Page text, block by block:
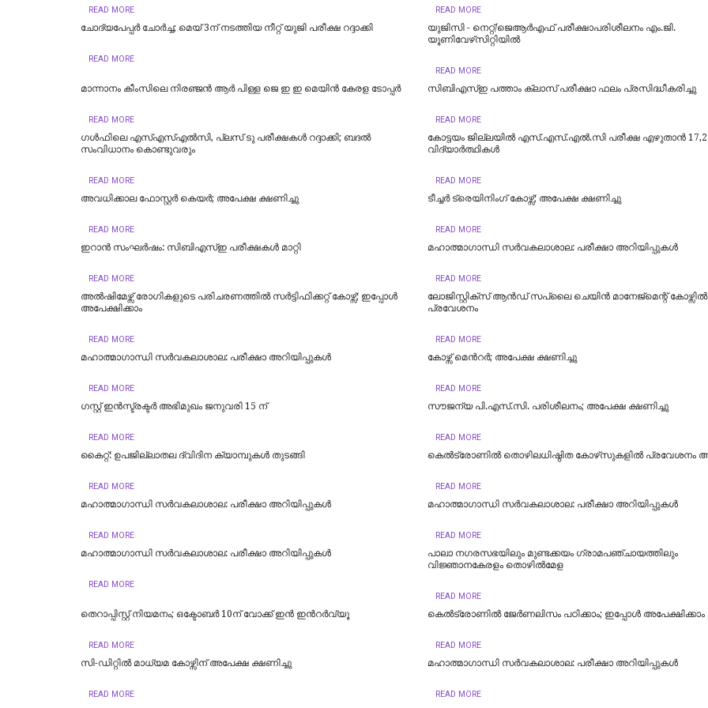
READ MORE READ MORE
ചോദ്യപേപ്പര്‍ ചോര്‍ച്ച; മെയ് 3ന് നടത്തിയ നീറ്റ് യുജി പരീക്ഷ റദ്ദാക്കി
READ MORE
യുജിസി - നെറ്റ്/ജെആർഎഫ് പരീക്ഷാപരിശീലനം എം.ജി.
യൂണിവേഴ്‌സിറ്റിയില്‍
READ MORE
മാന്നാനം കീംസിലെ നിരഞ്ജൻ ആർ പിള്ള ജെ ഇ ഇ മെയിൻ കേരള ടോപ്പർ
READ MORE
സിബിഎസ്ഇ പത്താം ക്ലാസ് പരീക്ഷാ ഫലം പ്രസിദ്ധീകരിച്ചു
READ MORE
ഗൾഫിലെ എസ്എസ്എൽസി, പ്ലസ് ടു പരീക്ഷകൾ റദ്ദാക്കി; ബദൽ
സംവിധാനം കൊണ്ടുവരും
READ MORE
കോട്ടയം ജില്ലയില്‍ എസ്.എസ്.എല്‍.സി പരീക്ഷ എഴുതാന്‍
വിദ്യാര്‍ത്ഥികള്‍
READ MORE
അവധിക്കാല ഫോസ്റ്റര്‍ കെയര്‍; അപേക്ഷ ക്ഷണിച്ചു
READ MORE
ടീച്ചര്‍ ട്രെയിനിംഗ് കോഴ്സ്; അപേക്ഷ ക്ഷണിച്ചു
READ MORE
ഇറാൻ സംഘർഷം: സിബിഎസ്ഇ പരീക്ഷകൾ മാറ്റി
READ MORE
മഹാത്മാഗാന്ധി സർവകലാശാല: പരീക്ഷാ അറിയിപ്പുകൾ
READ MORE
അല്‍ഷിമേഴ്സ് രോഗികളുടെ പരിചരണത്തില്‍ സര്‍ട്ടിഫിക്കറ്റ് കോഴ്സ്; ഇപ്പോള്‍
അപേക്ഷിക്കാം
READ MORE
​ലോജിസ്റ്റിക്സ് ആൻഡ് സപ്ലൈ ചെയിൻ മാനേജ്‌മെന്റ് കോഴ്സിൽ
പ്രവേശനം
READ MORE
മഹാത്മാഗാന്ധി സർവകലാശാല: പരീക്ഷാ അറിയിപ്പുകൾ
READ MORE
കോഴ്സ് മെന്‍റര്‍; അപേക്ഷ ക്ഷണിച്ചു
READ MORE
ഗസ്റ്റ് ഇൻസ്ട്രക്ടർ അഭിമുഖം ജനുവരി 15 ന്
READ MORE
സൗജന്യ പി.എസ്.സി. പരിശീലനം; അപേക്ഷ ക്ഷണിച്ചു
READ MORE
കൈറ്റ്: ഉപജില്ലാതല ദ്വിദിന ക്യാമ്പുകള്‍ തുടങ്ങി
READ MORE
കെല്‍ട്രോണില്‍ തൊഴിലധിഷ്ഠിത കോഴ്‌സുകളില്‍ പ്രവേശനം
READ MORE
മഹാത്മാഗാന്ധി സർവകലാശാല: പരീക്ഷാ അറിയിപ്പുകൾ
READ MORE
മഹാത്മാഗാന്ധി സർവകലാശാല: പരീക്ഷാ അറിയിപ്പുകൾ
READ MORE
മഹാത്മാഗാന്ധി സർവകലാശാല: പരീക്ഷാ അറിയിപ്പുകൾ
READ MORE
പാലാ നഗരസഭയിലും മുണ്ടക്കയം ഗ്രാമപഞ്ചായത്തിലും
വിജ്ഞാനകേരളം തൊഴില്‍മേള
READ MORE
തെറാപ്പിസ്റ്റ് നിയമനം; ഒക്ടോബർ 10ന് വോക്ക് ഇൻ ഇന്‍റർവ്യൂ
READ MORE
കെൽട്രോണിൽ ജേർണലിസം പഠിക്കാം; ഇപ്പോൾ അപേക്ഷിക്കാം
READ MORE
സി-ഡിറ്റിൽ മാധ്യമ കോഴ്സിന് അപേക്ഷ ക്ഷണിച്ചു
READ MORE
മഹാത്മാഗാന്ധി സർവകലാശാല: പരീക്ഷാ അറിയിപ്പുകൾ
READ MORE